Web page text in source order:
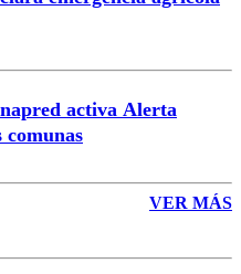
activa Alerta
comunas
VER MÁS